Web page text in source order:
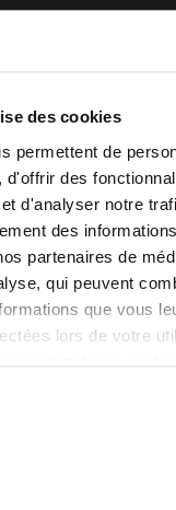
des cookies
permettent de
d'offrir des
d'analyser notre
des
partenaires de
qui peuvent
que vous
lors de votre